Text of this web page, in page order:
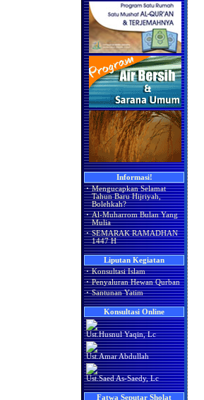
Informasi!
· Mengucapkan Selamat
Tahun Baru Hijriyah,
Bolehkah?
· Al-Muharrom Bulan Yang
Mulia
· SEMARAK RAMADHAN
1447 H
Liputan Kegiatan
· Konsultasi Islam
· Penyaluran Hewan Qurban
· Santunan Yatim
Konsultasi Online
Ust.Husnul Yaqin, Lc
Ust.Amar Abdullah
Ust.Saed As-Saedy, Lc
Fatwa Seputar Sholat